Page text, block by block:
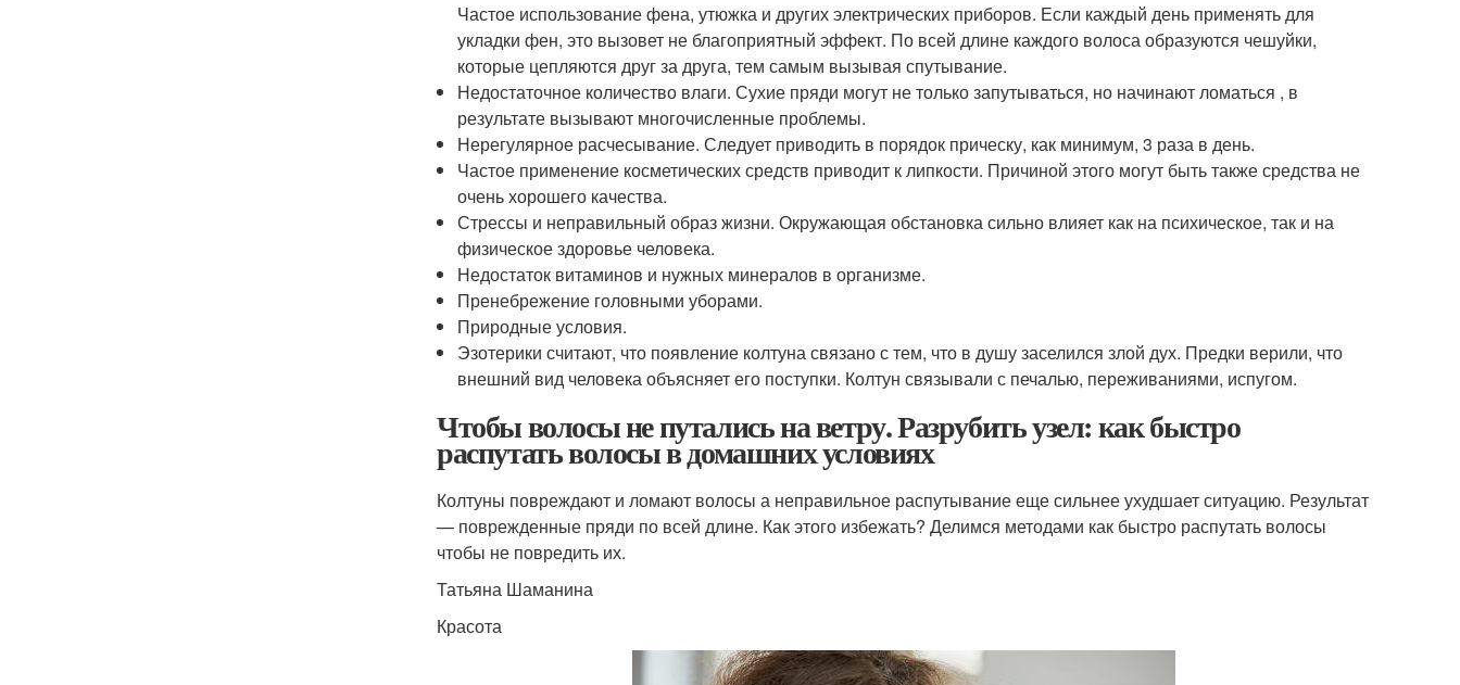
Частое использование фена, утюжка и других электрических приборов. Если каждый день применять для
укладки фен, это вызовет не благоприятный эффект. По всей длине каждого волоса образуются чешуйки,
которые цепляются друг за друга, тем самым вызывая спутывание.
Недостаточное количество влаги. Сухие пряди могут не только запутываться, но начинают ломаться , в
результате вызывают многочисленные проблемы.
Нерегулярное расчесывание. Следует приводить в порядок прическу, как минимум, 3 раза в день.
Частое применение косметических средств приводит к липкости. Причиной этого могут быть также средства не
очень хорошего качества.
Стрессы и неправильный образ жизни. Окружающая обстановка сильно влияет как на психическое, так и на
физическое здоровье человека.
Недостаток витаминов и нужных минералов в организме.
Пренебрежение головными уборами.
Природные условия.
Эзотерики считают, что появление колтуна связано с тем, что в душу заселился злой дух. Предки верили, что
внешний вид человека объясняет его поступки. Колтун связывали с печалью, переживаниями, испугом.
Чтобы волосы не путались на ветру. Разрубить узел: как быстро
распутать волосы в домашних условиях
Колтуны повреждают и ломают волосы а неправильное распутывание еще сильнее ухудшает ситуацию. Результат
— поврежденные пряди по всей длине. Как этого избежать? Делимся методами как быстро распутать волосы
чтобы не повредить их.
Татьяна Шаманина
Красота